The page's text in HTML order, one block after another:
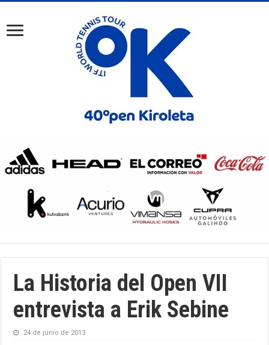
La Historia del Open VII
entrevista a Erik Sebine
24 de junio de 2013